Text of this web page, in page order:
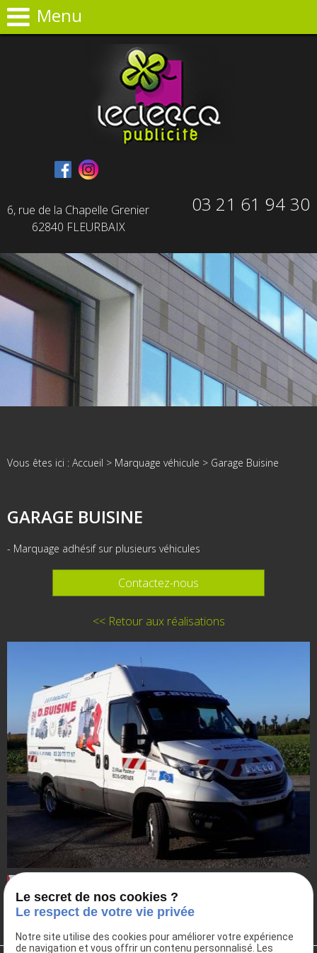
Menu
6, rue de la Chapelle Grenier
62840 FLEURBAIX
03 21 61 94 30
Vous êtes ici : Accueil > Marquage véhicule > Garage Buisine
GARAGE BUISINE
- Marquage adhésif sur plusieurs véhicules
Contactez-nous
<< Retour aux réalisations
Panneau de gestion des cookies
Le secret de nos cookies ?
Le respect de votre vie privée
Notre site utilise des cookies pour améliorer votre expérience
de navigation et vous offrir un contenu personnalisé. Les